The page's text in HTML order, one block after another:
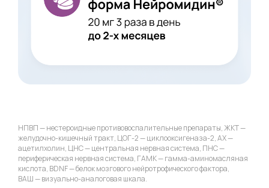
НПВП — нестероидные противовоспалительные препараты, ЖКТ —
желудочно-кишечный тракт, ЦОГ-2 — циклооксигеназа-2, АХ —
ацетилхолин, ЦНС — центральная нервная система, ПНС —
периферическая нервная система, ГАМК — гамма-аминомасляная
кислота, BDNF — белок мозгового нейротрофического фактора,
ВАШ — визуально-аналоговая шкала.